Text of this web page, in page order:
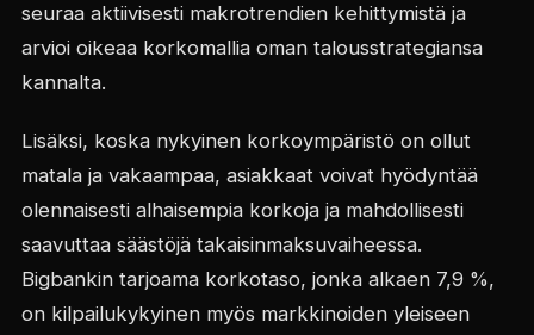
seuraa aktiivisesti makrotrendien kehittymistä ja
arvioi oikeaa korkomallia oman talousstrategiansa
kannalta.
Lisäksi, koska nykyinen korkoympäristö on ollut
matala ja vakaampaa, asiakkaat voivat hyödyntää
olennaisesti alhaisempia korkoja ja mahdollisesti
saavuttaa säästöjä takaisinmaksuvaiheessa.
Bigbankin tarjoama korkotaso, jonka alkaen 7,9 %,
on kilpailukykyinen myös markkinoiden yleiseen